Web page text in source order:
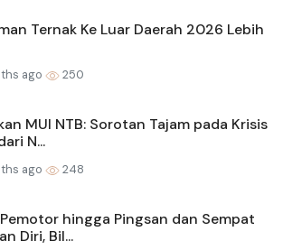
Ternak Ke Luar Daerah 2026 Lebih
ago 250
MUI NTB: Sorotan Tajam pada Krisis
N...
ago 248
hingga Pingsan dan Sempat
Diri, Bil...